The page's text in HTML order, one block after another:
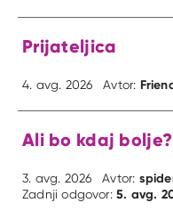
Prijateljica
4. avg. 2026 Avtor:
Ali bo kdaj bolje?
3. avg. 2026 Avtor:
Zadnji odgovor:5. avg.